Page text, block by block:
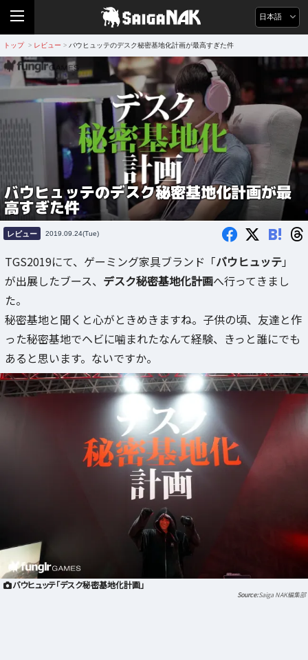
日本語
トップ > レビュー > バウヒュッテのデスク秘密基地化計画が最高すぎた件
バウヒュッテのデスク秘密基地化計画が最
高すぎた件
レビュー 2019.09.24(Tue) B!
TGS2019にて、ゲーミング家具ブランド「バウヒュッテ」
が出展したブース、 デスク秘密基地化計画へ行ってきまし
た。
秘密基地と聞くと心がときめきますね。子供の頃、友達と作
った秘密基地でヘビに噛まれたなんて経験、きっと誰にでも
あると思います。ないですか。
バウヒュッテ「デスク秘密基地化計画」
Saiga NAK編集部